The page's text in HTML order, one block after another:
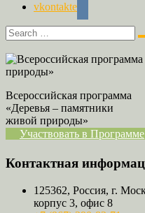
vkontakte
Всероссийская программа
«Деревья – памятники
живой природы»
Участвовать в Программе
Контактная
125362, Россия, г.
корпус 3, офис 8